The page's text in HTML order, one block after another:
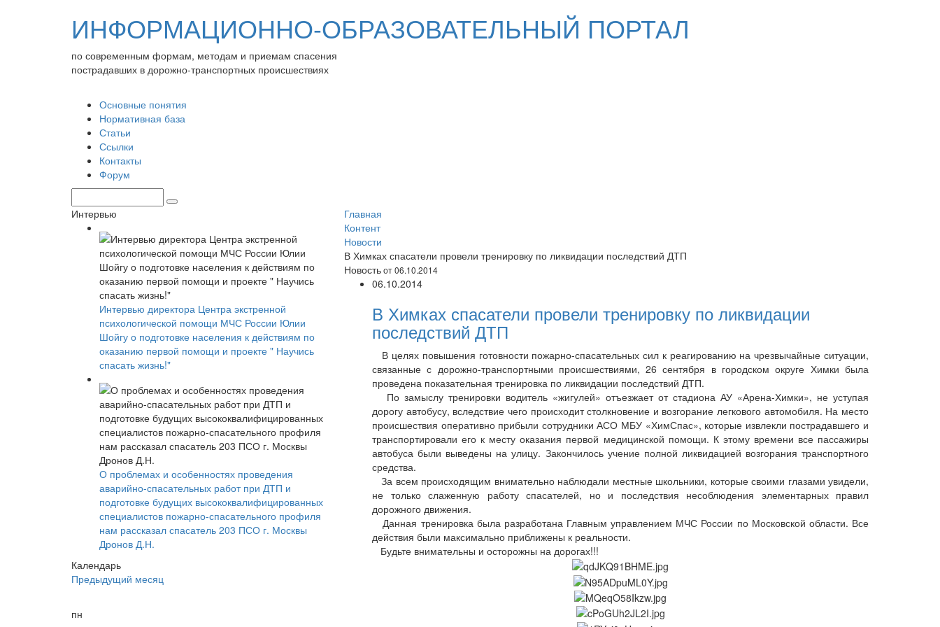
ИНФОРМАЦИОННО-ОБРАЗОВАТЕЛЬНЫЙ ПОРТАЛ
по современным формам, методам и приемам спасения
пострадавших в дорожно-транспортных происшествиях
Основные понятия
Нормативная база
Статьи
Ссылки
Контакты
Форум
Интервью
Интервью директора Центра экстренной
психологической помощи МЧС России Юлии
Шойгу о подготовке населения к действиям по
оказанию первой помощи и проекте " Научись
спасать жизнь!"
О проблемах и особенностях проведения
аварийно-спасательных работ при ДТП и
подготовке будущих высококвалифицированных
специалистов пожарно-спасательного профиля
нам рассказал спасатель 203 ПСО г. Москвы
Дронов Д.Н.
Календарь
Предыдущий месяц
пн
Главная
Контент
Новости
В Химках спасатели провели тренировку по ликвидации последствий ДТП
Новостьот 06.10.2014
06.10.2014
В Химках спасатели провели тренировку по ликвидации
последствий ДТП
В целях повышения готовности пожарно-спасательных сил к реагированию на чрезвычайные ситуации,
связанные с дорожно-транспортными происшествиями, 26 сентября в городском округе Химки была
проведена показательная тренировка по ликвидации последствий ДТП.
По замыслу тренировки водитель «жигулей» отъезжает от стадиона АУ «Арена-Химки», не уступая
дорогу автобусу, вследствие чего происходит столкновение и возгорание легкового автомобиля. На место
происшествия оперативно прибыли сотрудники АСО МБУ «ХимСпас», которые извлекли пострадавшего и
транспортировали его к месту оказания первой медицинской помощи. К этому времени все пассажиры
автобуса были выведены на улицу. Закончилось учение полной ликвидацией возгорания транспортного
средства.
За всем происходящим внимательно наблюдали местные школьники, которые своими глазами увидели,
не только слаженную работу спасателей, но и последствия несоблюдения элементарных правил
дорожного движения.
Данная тренировка была разработана Главным управлением МЧС России по Московской области. Все
действия были максимально приближены к реальности.
Будьте внимательны и осторожны на дорогах!!!